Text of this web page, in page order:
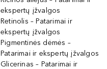
ekspertų įžvalgos
Retinolis – Patarimai ir
ekspertų įžvalgos
Pigmentinės dėmės –
Patarimai ir ekspertų įžvalgos
Glicerinas – Patarimai ir